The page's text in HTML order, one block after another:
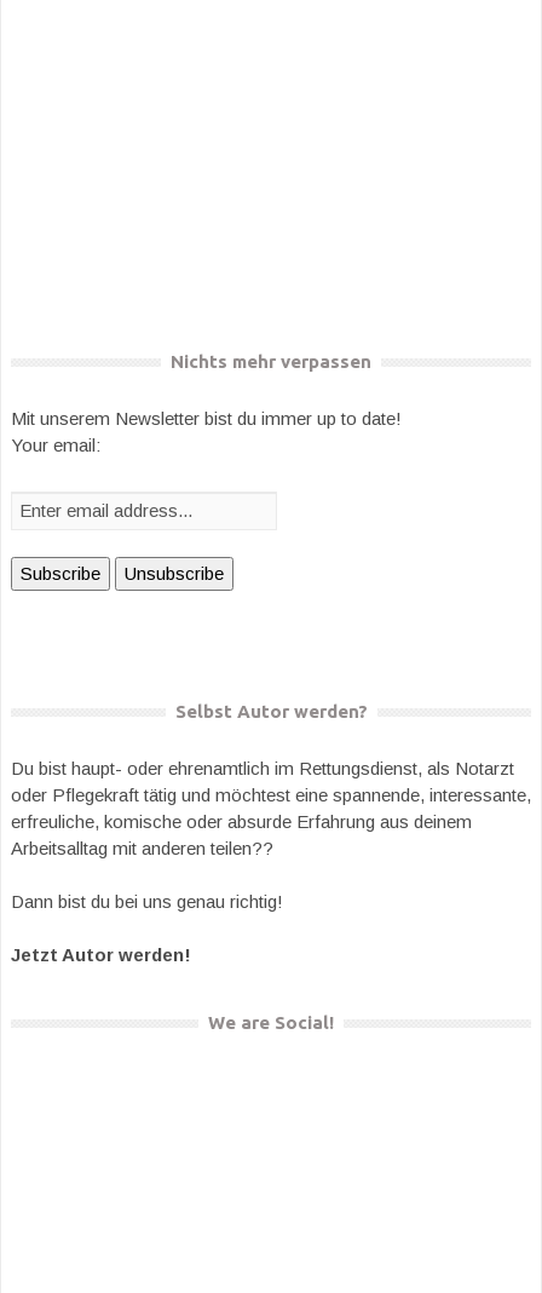
Nichts mehr verpassen
Mit unserem Newsletter bist du immer up to date!
Your email:
Selbst Autor werden?
Du bist haupt- oder ehrenamtlich im Rettungsdienst, als Notarzt
oder Pflegekraft tätig und möchtest eine spannende, interessante,
erfreuliche, komische oder absurde Erfahrung aus deinem
Arbeitsalltag mit anderen teilen??
Dann bist du bei uns genau richtig!
Jetzt Autor werden!
We are Social!